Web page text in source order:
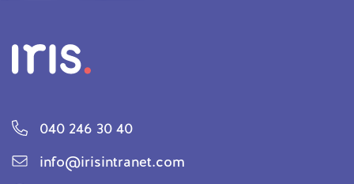
040 246 30 40
info@irisintranet.com